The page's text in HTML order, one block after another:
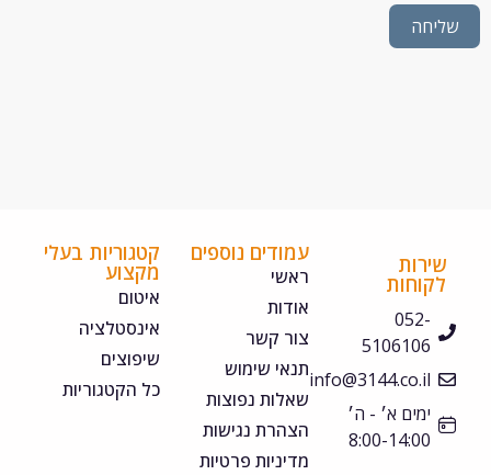
052-
5106106
info@3144.co.il
ימים א׳ - ה׳
8:00-14:00
עמודים נוספים
צור קשר
תנאי שימוש
שאלות נפוצות
הצהרת נגישות
מדיניות פרטיות
קטגוריות בעלי
אינסטלציה
שיפוצים
כל הקטגוריות